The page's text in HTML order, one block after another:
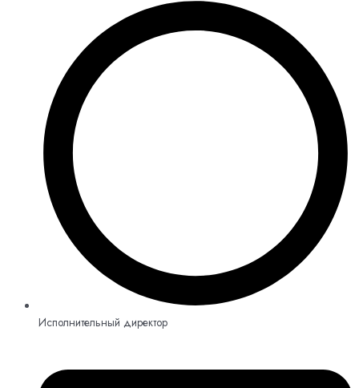
Исполнительный директор